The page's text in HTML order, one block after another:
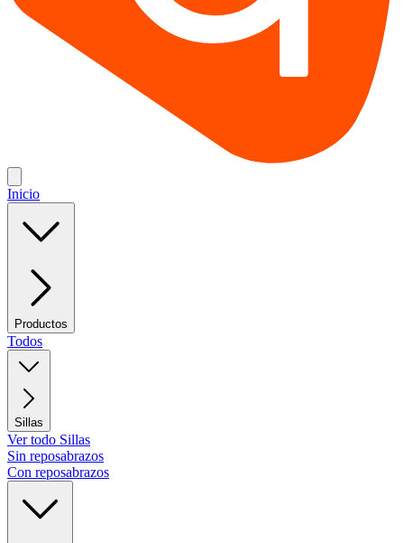
Inicio
Productos
Todos
Sillas
Ver todo Sillas
Sin reposabrazos
Con reposabrazos